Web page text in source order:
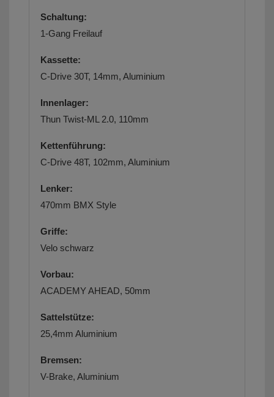
Schaltung:
1-Gang Freilauf
Kassette:
C-Drive 30T, 14mm, Aluminium
Innenlager:
Thun Twist-ML 2.0, 110mm
Kettenführung:
C-Drive 48T, 102mm, Aluminium
Lenker:
470mm BMX Style
Griffe:
Velo schwarz
Vorbau:
ACADEMY AHEAD, 50mm
Sattelstütze:
25,4mm Aluminium
Bremsen:
V-Brake, Aluminium